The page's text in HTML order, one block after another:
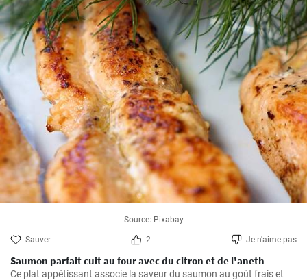
Source: Pixabay
Sauver 2 Je n'aime pas
Saumon parfait cuit au four avec du citron et de l'aneth
Ce plat appétissant associe la saveur du saumon au goût frais et